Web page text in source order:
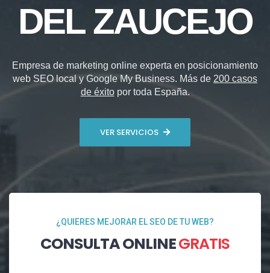
DEL ZAUCEJO
Empresa de marketing online experta en posicionamiento
web SEO local y Google My Business. Más de 200 casos
de éxitopor toda España.
VER SERVICIOS
¿QUIERES MEJORAR EL SEO DE TU WEB?
CONSULTA ONLINEGRATIS